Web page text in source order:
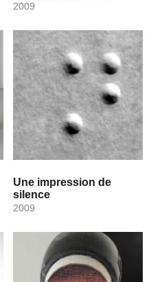
2009
Une impression de
silence
2009